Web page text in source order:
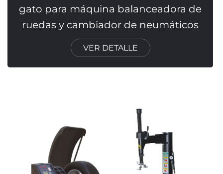
gato para máquina balanceadora de
ruedas y cambiador de neumáticos
VER DETALLE